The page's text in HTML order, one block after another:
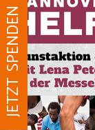
JETZT SPENDEN